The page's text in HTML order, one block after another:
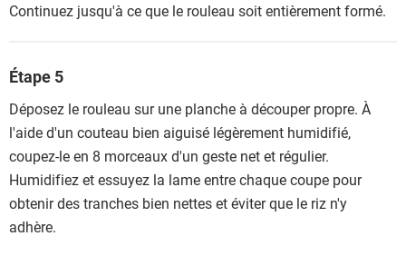
Continuez jusqu'à ce que le rouleau soit entièrement formé.
Étape 5
Déposez le rouleau sur une planche à découper propre. À
l'aide d'un couteau bien aiguisé légèrement humidifié,
coupez-le en 8 morceaux d'un geste net et régulier.
Humidifiez et essuyez la lame entre chaque coupe pour
obtenir des tranches bien nettes et éviter que le riz n'y
adhère.